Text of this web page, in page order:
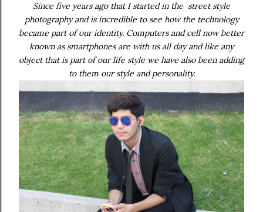
Since five years ago that I started in the street style
photography and is incredible to see how the technology
became part of our identity. Computers and cell now better
known as smartphones are with us all day and like any
object that is part of our life style we have also been adding
to them our style and personality.